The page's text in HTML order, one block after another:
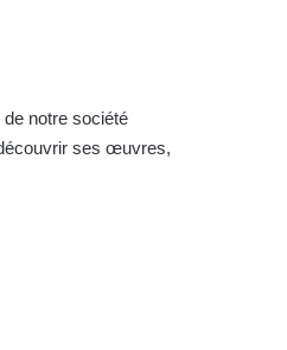
notre société
ses œuvres,